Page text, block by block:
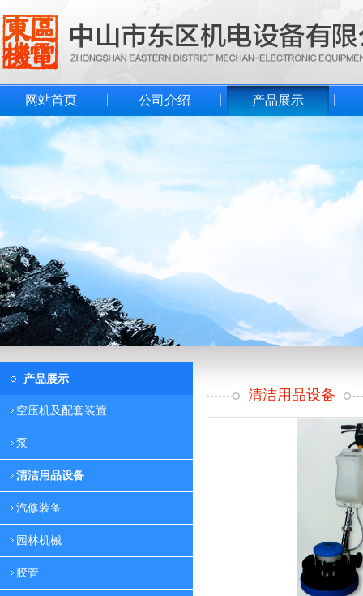
网站首页 公司介绍 产品展示
产品展示
空压机及配套装置
泵
清洁用品设备
汽修装备
园林机械
胶管
清洁用品设备